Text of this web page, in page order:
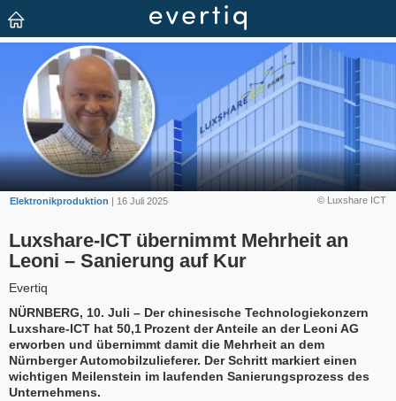
© Luxshare ICT
Elektronikproduktion | 16 Juli 2025
Luxshare-ICT übernimmt Mehrheit an
Leoni – Sanierung auf Kur
Evertiq
NÜRNBERG, 10. Juli – Der chinesische Technologiekonzern
Luxshare-ICT hat 50,1 Prozent der Anteile an der Leoni AG
erworben und übernimmt damit die Mehrheit an dem
Nürnberger Automobilzulieferer. Der Schritt markiert einen
wichtigen Meilenstein im laufenden Sanierungsprozess des
Unternehmens.